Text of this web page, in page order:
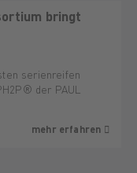
bringt
serienreifen
der PAUL
mehr erfahren